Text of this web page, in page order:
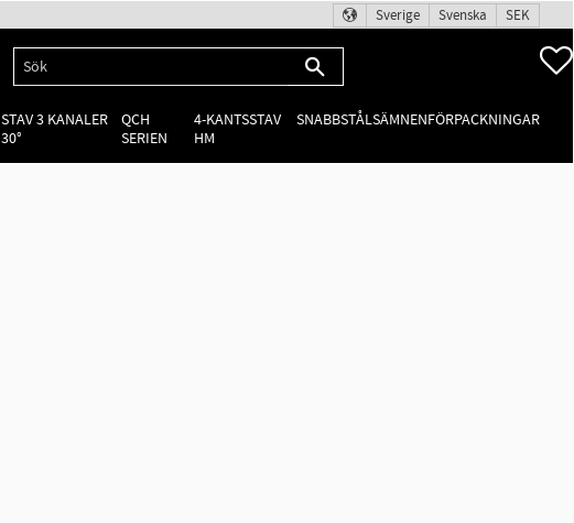
Sverige Svenska SEK
STAV 3 KANALER
30°
QCH
SERIEN
4-KANTSSTAV
HM
SNABBSTÅLSÄMNENFÖRPACKNINGAR